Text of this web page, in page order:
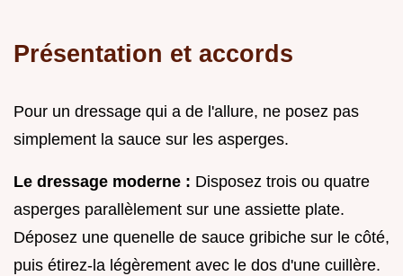
Présentation et accords
Pour un dressage qui a de l'allure, ne posez pas
simplement la sauce sur les asperges.
Le dressage moderne : Disposez trois ou quatre
asperges parallèlement sur une assiette plate.
Déposez une quenelle de sauce gribiche sur le côté,
puis étirez-la légèrement avec le dos d'une cuillère.